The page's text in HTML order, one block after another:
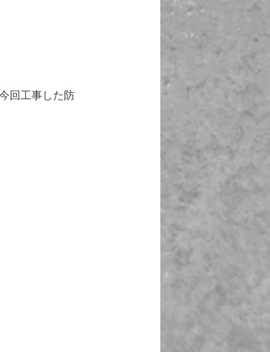
回工事した防